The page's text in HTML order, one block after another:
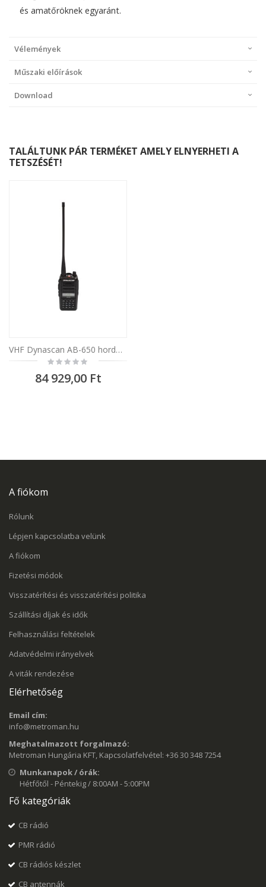
és amatőröknek egyaránt.
Vélemények
Műszaki előírások
Download
TALÁLTUNK PÁR TERMÉKET AMELY ELNYERHETI A
TETSZÉSÉT!
VHF Dynascan AB-650 hordozható rádióállomás légi közlekedéshez, 6 W, SQ, 118-136,975 MHz, AM, 2600 mAh Li-Ion, FM rádió
Rating:
0%
84 929,00 Ft
A fiókom
Rólunk
Lépjen kapcsolatba velünk
A fiókom
Fizetési módok
Visszatérítési és visszatérítési politika
Szállítási díjak és idők
Felhasználási feltételek
Adatvédelmi irányelvek
A viták rendezése
Elérhetőség
Email cím:
info@metroman.hu
Meghatalmazott forgalmazó:
Metroman Hungária KFT, Kapcsolatfelvétel: +36 30 348 7254
Munkanapok / órák:
Hétfőtől - Péntekig / 8:00AM - 5:00PM
Fő kategóriák
CB rádió
PMR rádió
CB rádiós készlet
CB antennák